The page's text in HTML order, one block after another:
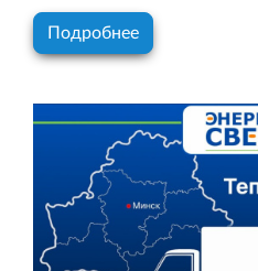
Подробнее